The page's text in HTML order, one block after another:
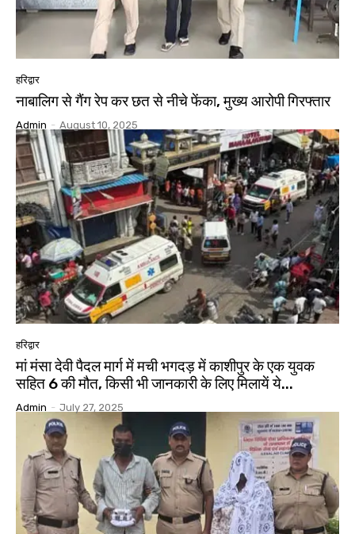
हरिद्वार
नाबालिग से गैंग रेप कर छत से नीचे फेंका, मुख्य आरोपी गिरफ्तार
Admin - August 10, 2025
हरिद्वार
मां मंसा देवी पैदल मार्ग में मची भगदड़ में काशीपुर के एक युवक
सहित 6 की मौत, किसी भी जानकारी के लिए मिलायें ये...
Admin - July 27, 2025